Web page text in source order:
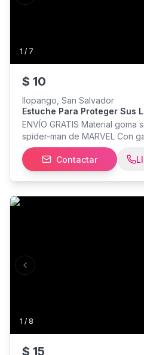
1 / 7
$ 10
Ilopango, San Salvador
Estuche Para Proteger Sus
Sujetador
ENVÍO GRATIS Material goma
spider-man de MARVEL Con
engancharlo y evitar perder
entrego sábados y domingos
Contactar
1 / 8
Previous slide
$ 15